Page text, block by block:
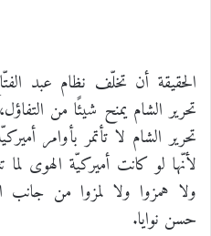
الحقيقة أن تخلّف نظام عبد
تحرير الشام يمنح شيئًا من
تحرير الشام لا تأتمر بأوامر
لأنّها لو كانت أميركيّة الهوى
ولا همزوا ولا لمزوا من جانب
حسن نوايا.